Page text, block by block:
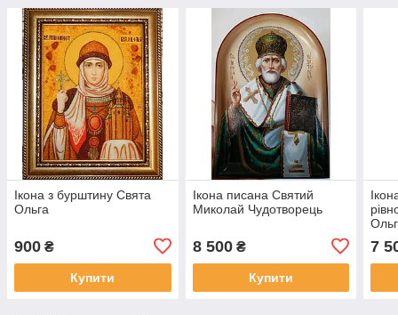
Ікона з бурштину Свята
Ольга
900 ₴
Купити
Ікона писана Святий
Миколай Чудотворець
8 500₴
Купити
7